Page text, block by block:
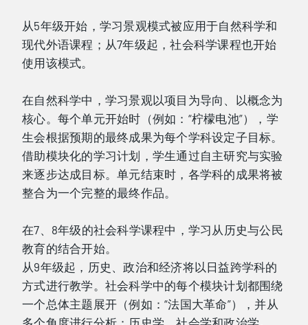
从5年级开始，学习景观模式被应用于自然科学和
现代外语课程；从7年级起，社会科学课程也开始
使用该模式。
在自然科学中，学习景观以项目为导向、以概念为
核心。每个单元开始时（例如：“柠檬电池”），学
生会根据预期的最终成果为每个学科设定子目标。
借助模块化的学习计划，学生通过自主研究与实验
来逐步达成目标。单元结束时，各学科的成果将被
整合为一个完整的最终作品。
在7、8年级的社会科学课程中，学习从历史与公民
教育的结合开始。
从9年级起，历史、政治和经济将以日益跨学科的
方式进行教学。社会科学中的每个模块计划都围绕
一个总体主题展开（例如：“法国大革命”），并从
多个角度进行分析：历史学、社会学和政治学。